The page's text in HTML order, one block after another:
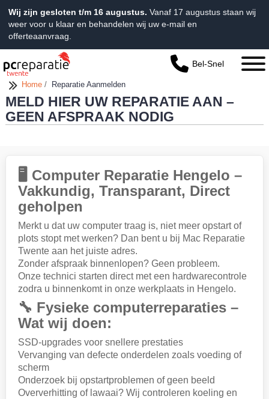
Wij zijn gesloten t/m 16 augustus. Vanaf 17 augustus staan wij
weer voor u klaar en behandelen wij uw e-mail en
offerteaanvraag.
Bel-Snel
Home / Reparatie Aanmelden
MELD HIER UW REPARATIE AAN –
GEEN AFSPRAAK NODIG
🖥️ Computer Reparatie Hengelo –
Vakkundig, Transparant, Direct
geholpen
Merkt u dat uw computer traag is, niet meer opstart of
plots stopt met werken? Dan bent u bij Mac Reparatie
Twente aan het juiste adres.
Zonder afspraak binnenlopen? Geen probleem.
Onze technici starten direct met een hardwarecontrole
zodra u binnenkomt in onze werkplaats in Hengelo.
🔧 Fysieke computerreparaties –
Wat wij doen:
SSD-upgrades voor snellere prestaties
Vervanging van defecte onderdelen zoals voeding of
scherm
Onderzoek bij opstartproblemen of geen beeld
Oververhitting of lawaai? Wij controleren koeling en